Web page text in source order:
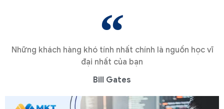
Những khách hàng khó tính nhất chính là nguồn học vĩ
đại nhất của bạn
Bill Gates